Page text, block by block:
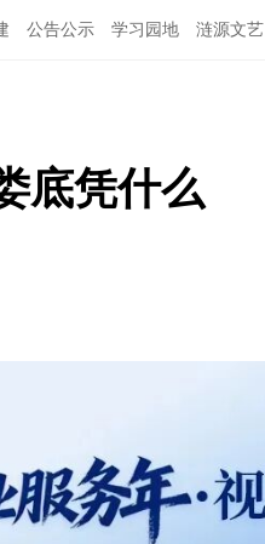
公告公示 学习园地 涟源文艺
底凭什么